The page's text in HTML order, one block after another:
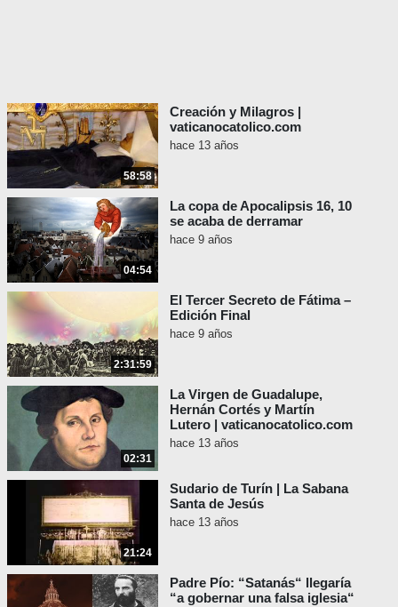
58:58
Creación y Milagros |
vaticanocatolico.com
hace 13 años
04:54
La copa de Apocalipsis 16, 10
se acaba de derramar
hace 9 años
2:31:59
El Tercer Secreto de Fátima –
Edición Final
hace 9 años
02:31
La Virgen de Guadalupe,
Hernán Cortés y Martín
Lutero | vaticanocatolico.com
hace 13 años
21:24
Sudario de Turín | La Sabana
Santa de Jesús
hace 13 años
Padre Pío: “Satanás“ llegaría
“a gobernar una falsa iglesia“